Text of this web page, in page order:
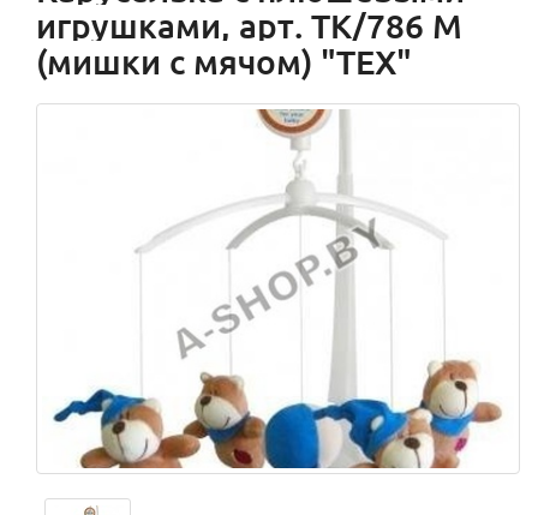
игрушками, арт. TK/786 М
(мишки с мячом) "TEX"